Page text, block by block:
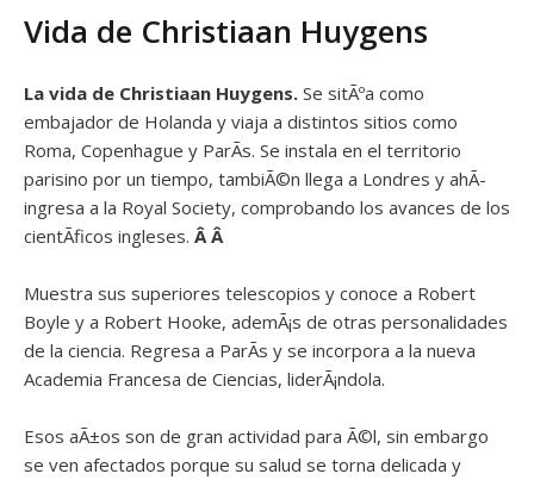
Vida de Christiaan Huygens
La vida de Christiaan Huygens. Se sitÃºa como
embajador de Holanda y viaja a distintos sitios como
Roma, Copenhague y ParÃ­s. Se instala en el territorio
parisino por un tiempo, tambiÃ©n llega a Londres y ahÃ­
ingresa a la Royal Society, comprobando los avances de los
cientÃ­ficos ingleses. Â Â
Muestra sus superiores telescopios y conoce a Robert
Boyle y a Robert Hooke, ademÃ¡s de otras personalidades
de la ciencia. Regresa a ParÃ­s y se incorpora a la nueva
Academia Francesa de Ciencias, liderÃ¡ndola.
Esos aÃ±os son de gran actividad para Ã©l, sin embargo
se ven afectados porque su salud se torna delicada y